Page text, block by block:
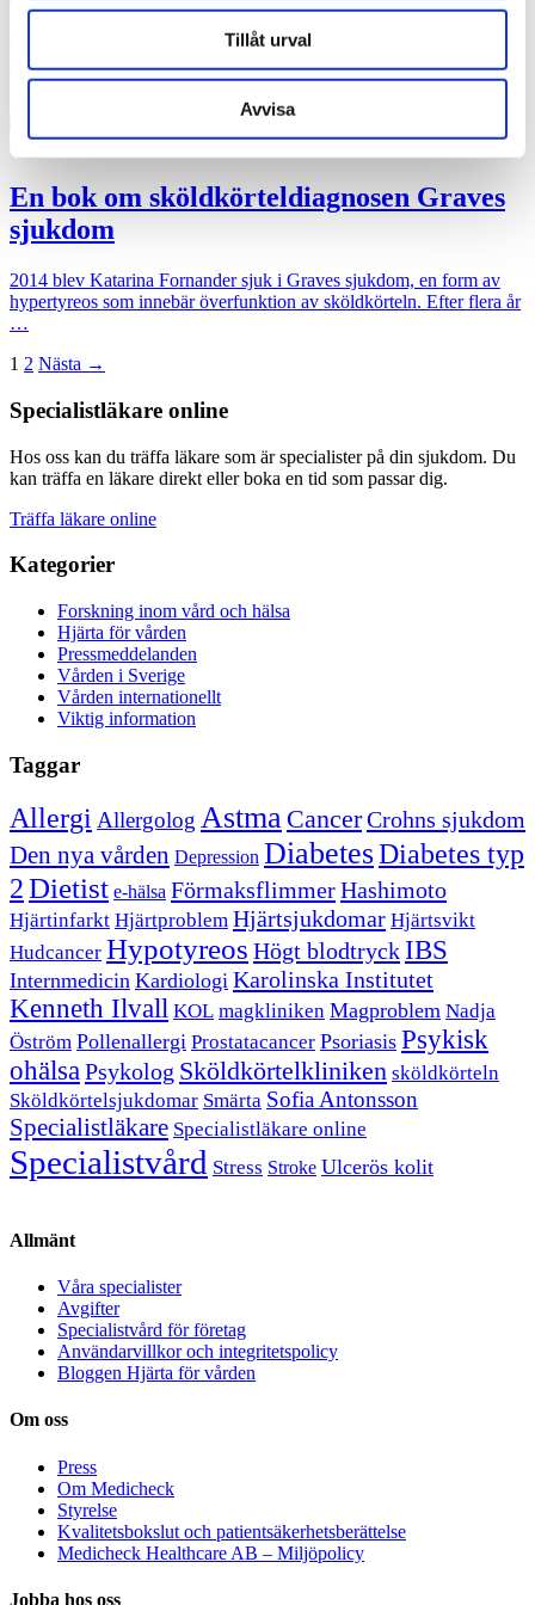
Tillåt urval
Avvisa
Över en halv miljon svenskar har problem med sköldkörteln. I
Hjärta för vården
En bok om sköldkörteldiagnosen Graves
sjukdom
2014 blev Katarina Fornander sjuk i Graves sjukdom, en form av
hypertyreos som innebär överfunktion av sköldkörteln. Efter flera år
…
1 2 Nästa →
Specialistläkare online
Hos oss kan du träffa läkare som är specialister på din sjukdom. Du
kan träffa en läkare direkt eller boka en tid som passar dig.
Träffa läkare online
Kategorier
Forskning inom vård och hälsa
Hjärta för vården
Pressmeddelanden
Vården i Sverige
Vården internationellt
Viktig information
Taggar
AllergiAllergolog Astma CancerCrohns sjukdom
Den nya vården Depression DiabetesDiabetes typ
2Dietist e-hälsa FörmaksflimmerHashimoto
Hjärtinfarkt Hjärtproblem Hjärtsjukdomar Hjärtsvikt
Hudcancer Hypotyreos Högt blodtryckIBS
Internmedicin Kardiologi Karolinska Institutet
Kenneth Ilvall KOL magkliniken Magproblem Nadja
Öström Pollenallergi Prostatacancer Psoriasis Psykisk
ohälsaPsykolog Sköldkörtelkliniken sköldkörteln
Sköldkörtelsjukdomar Smärta Sofia Antonsson
Specialistläkare Specialistläkare online
Specialistvård Stress Stroke Ulcerös kolit
Allmänt
Våra specialister
Avgifter
Specialistvård för företag
Användarvillkor och integritetspolicy
Bloggen Hjärta för vården
Om oss
Press
Om Medicheck
Styrelse
Kvalitetsbokslut och patientsäkerhetsberättelse
Medicheck Healthcare AB – Miljöpolicy
Jobba hos oss